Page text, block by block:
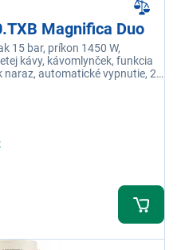
Magnifica Duo
15 bar, príkon 1450 W,
kávy, kávomlynček, funkcia
naraz, automatické vypnutie, 20